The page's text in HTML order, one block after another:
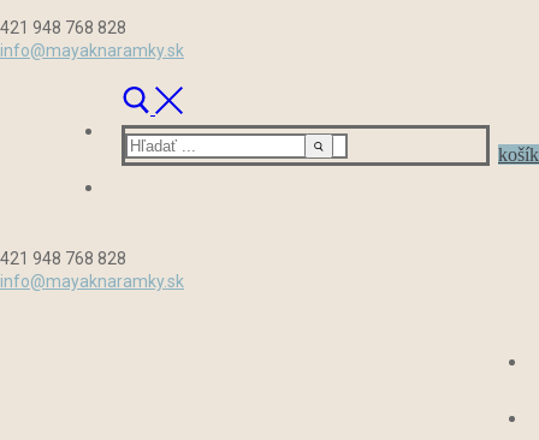
na
421 948 768 828
info@mayaknaramky.sk
Hľadať:
košík
421 948 768 828
info@mayaknaramky.sk